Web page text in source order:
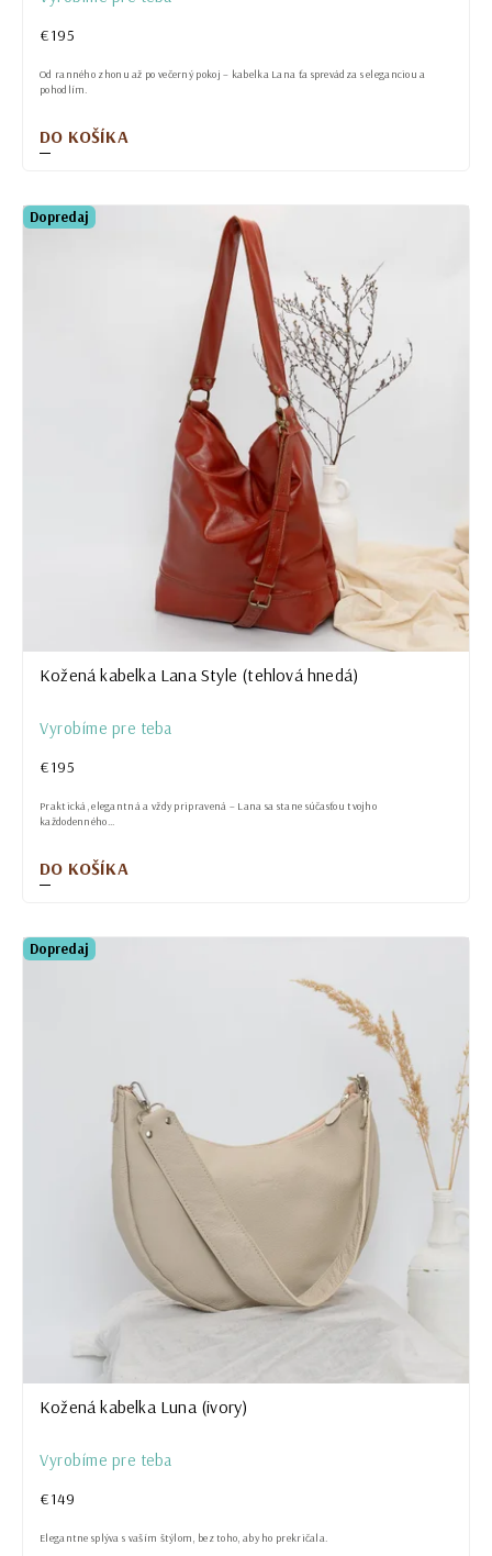
€195
DO KOŠÍKA
Od ranného zhonu až po večerný pokoj – kabelka Lana ťa sprevádza s eleganciou a
pohodlím.
Dopredaj
Kožená kabelka Lana Style (tehlová hnedá)
Vyrobíme pre teba
€195
DO KOŠÍKA
Praktická, elegantná a vždy pripravená – Lana sa stane súčasťou tvojho
každodenného...
Dopredaj
Kožená kabelka Luna (ivory)
Vyrobíme pre teba
€149
Elegantne splýva s vaším štýlom, bez toho, aby ho prekričala.